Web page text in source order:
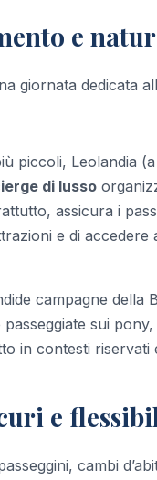
e
giornata dedicata
piccoli, Leolandia
di lusso
assicura i
e di
campagne della
sui
in contesti riservati
e
cambi